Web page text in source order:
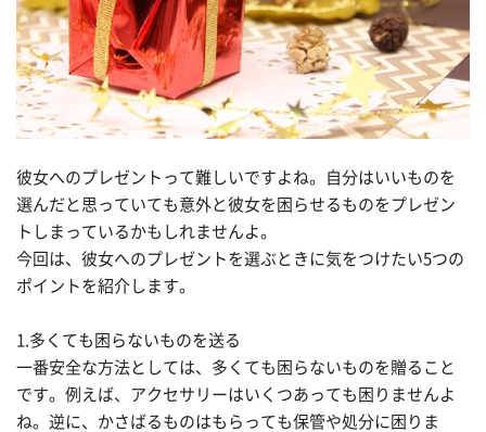
彼女へのプレゼントって難しいですよね。自分はいいものを
選んだと思っていても意外と彼女を困らせるものをプレゼン
トしまっているかもしれませんよ。
今回は、彼女へのプレゼントを選ぶときに気をつけたい5つの
ポイントを紹介します。
1.多くても困らないものを送る
一番安全な方法としては、多くても困らないものを贈ること
です。例えば、アクセサリーはいくつあっても困りませんよ
ね。逆に、かさばるものはもらっても保管や処分に困りま